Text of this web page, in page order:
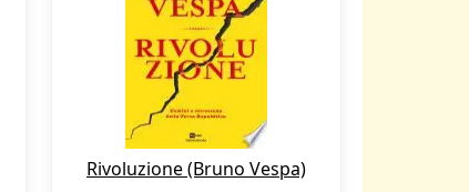
Rivoluzione (Bruno Vespa)